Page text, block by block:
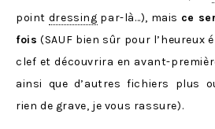
point dressing par-là…), mais ce
fois (SAUF bien sûr pour l’heureux
clef et découvrira en avant-
ainsi que d’autres fichiers plus
rien de grave, je vous rassure).